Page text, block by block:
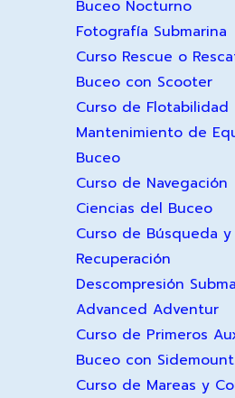
Buceo Nocturno
Fotografía Submarina
Curso Rescue o
Buceo con Scooter
Curso de Flotabilidad
Mantenimiento de
Buceo
Curso de Navegación
Ciencias del Buceo
Curso de Búsqueda y
Recuperación
Descompresión
Advanced Adventur
Curso de Primeros
Buceo con Sidemount
Curso de Mareas y